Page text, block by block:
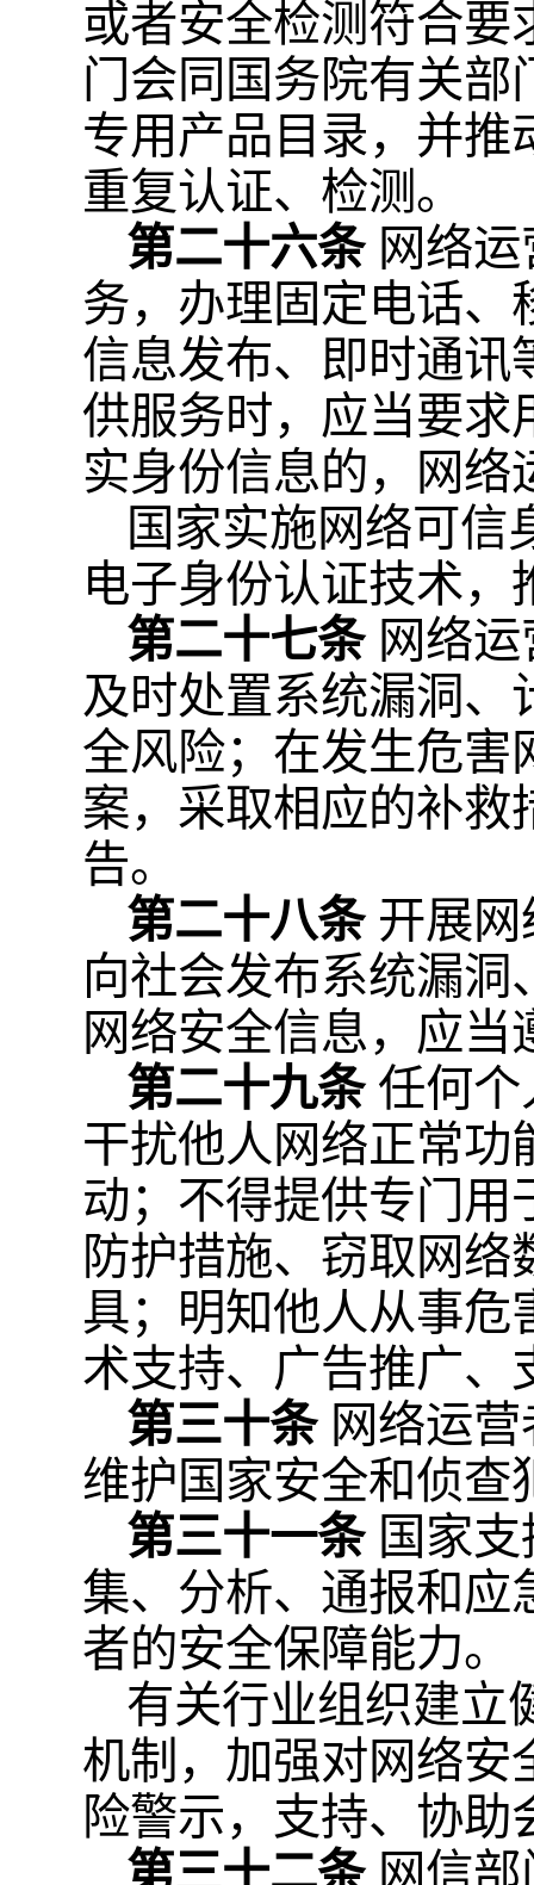
或者安全检测符合要
门会同国务院有关
专用产品目录，并推
重复认证、检测。
第二十六条 网络
务，办理固定电话、
信息发布、即时通讯
供服务时，应当要求
实身份信息的，网络
国家实施网络可信
电子身份认证技术
第二十七条 网络
及时处置系统漏洞
全风险；在发生危害
案，采取相应的补救
告。
第二十八条 开展
向社会发布系统漏
网络安全信息，应
第二十九条 任何
干扰他人网络正常功
动；不得提供专门用
防护措施、窃取网
具；明知他人从事危
术支持、广告推广、
第三十条 网络运
维护国家安全和侦查
第三十一条 国家
集、分析、通报和应
者的安全保障能力。
有关行业组织建立
机制，加强对网络安
险警示，支持、协
第三十二条 网信